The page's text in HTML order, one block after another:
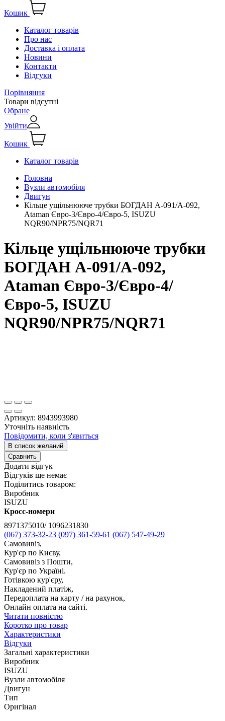
Кошик
Каталог товарів
Про нас
Доставка і оплата
Новини
Контакти
Відгуки
Порівняння
Товари відсутні
Обране
Увійти
Кошик
Каталог товарів
Головна
Вузли автомобіля
Двигун
Кільце ущільнююче трубки БОГДАН А-091/А-092,
Ataman Євро-3/Євро-4/Євро-5, ISUZU
NQR90/NPR75/NQR71
Кільце ущільнююче трубки
БОГДАН А-091/А-092,
Ataman Євро-3/Євро-4/
Євро-5, ISUZU
NQR90/NPR75/NQR71
Артикул: 8943993980
Уточніть наявність
Повідомити, коли з'явиться
В список желаний
Сравнить
Додати відгук
Відгуків ще немає
Поділитись товаром:
Виробник
ISUZU
Кросс-номери
8971375010/ 1096231830
(067) 373-32-23 (097) 361-59-61 (067) 547-49-29
Самовивіз,
Кур'єр по Києву,
Самовивіз з Пошти,
Кур'єр по Україні.
Готівкою кур'єру,
Накладений платіж,
Передоплата на карту / на рахунок,
Онлайн оплата на сайті.
Читати повністю
Коротко про товар
Характеристики
Відгуки
Загальні характеристики
Виробник
ISUZU
Вузли автомобіля
Двигун
Тип
Оригінал